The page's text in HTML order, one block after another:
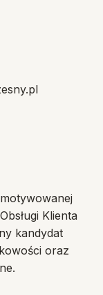
Klienta
kandydat
oraz